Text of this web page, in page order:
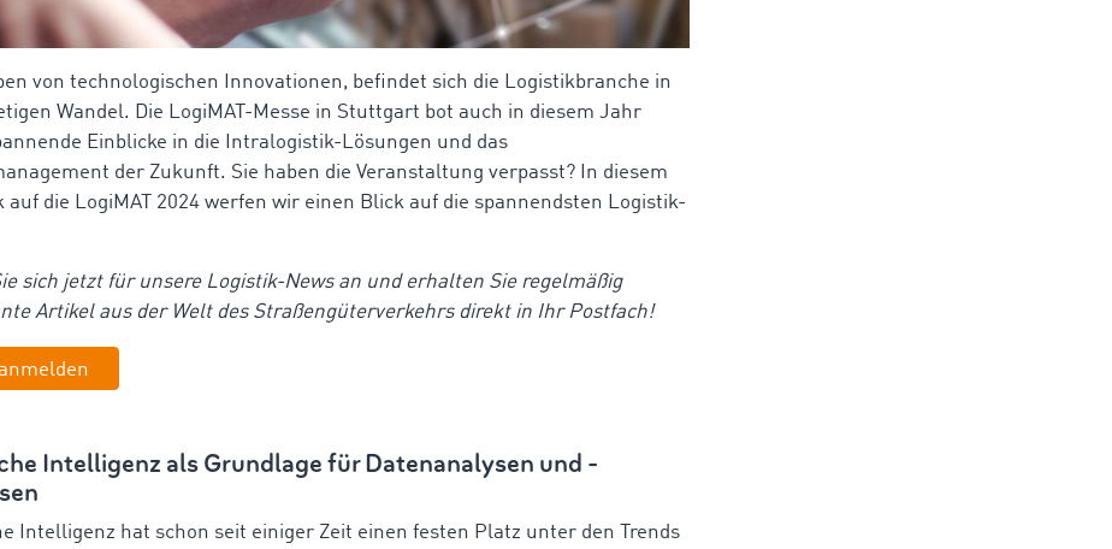
von technologischen Innovationen, befindet sich die Logistikbranche in
Wandel. Die LogiMAT-Messe in Stuttgart bot auch in diesem Jahr
Einblicke in die Intralogistik-Lösungen und das
der Zukunft. Sie haben die Veranstaltung verpasst? In diesem
auf die LogiMAT 2024 werfen wir einen Blick auf die spannendsten Logistik-
sich jetzt für unsere Logistik-News an und erhalten Sie regelmäßig
Artikel aus der Welt des Straßengüterverkehrs direkt in Ihr Postfach!
Intelligenz als Grundlage für Datenanalysen und -
Intelligenz hat schon seit einiger Zeit einen festen Platz unter den Trends